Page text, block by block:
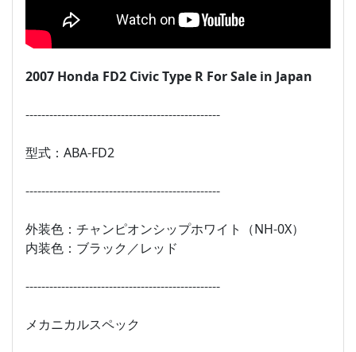
2007 Honda FD2 Civic Type R For Sale in Japan
-------------------------------------------------
型式：ABA-FD2
-------------------------------------------------
外装色：チャンピオンシップホワイト（NH-0X）
内装色：ブラック／レッド
-------------------------------------------------
メカニカルスペック